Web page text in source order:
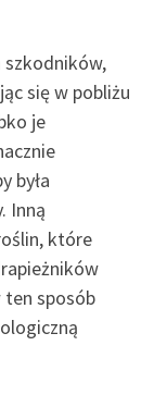
szkodników,
się w pobliżu
je
była
Inną
które
sposób